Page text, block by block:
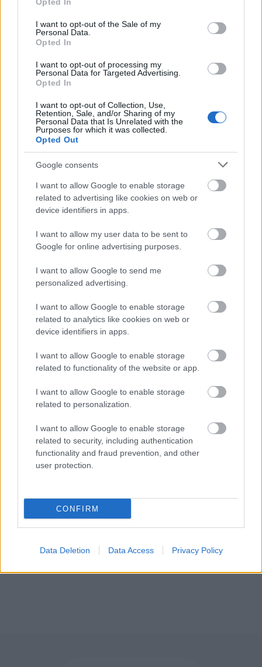
use your data for below specified purposes in below Google
consent section.
I want to opt-out of the Sale of my
Personal Data.
Opted In
I want to opt-out of processing my
Personal Data for Targeted Advertising.
Opted In
I want to opt-out of Collection, Use,
Retention, Sale, and/or Sharing of my
Personal Data that Is Unrelated with the
Purposes for which it was collected.
Opted Out
Google consents
I want to allow Google to enable storage
related to advertising like cookies on web or
device identifiers in apps.
I want to allow my user data to be sent to
Google for online advertising purposes.
I want to allow Google to send me
personalized advertising.
I want to allow Google to enable storage
related to analytics like cookies on web or
device identifiers in apps.
I want to allow Google to enable storage
related to functionality of the website or app.
I want to allow Google to enable storage
related to personalization.
I want to allow Google to enable storage
related to security, including authentication
functionality and fraud prevention, and other
user protection.
CONFIRM
Data Deletion Data Access Privacy Policy
Βάλε το proson.gr στα αποτελέσματα
αναζήτησης της Google
Δημοφιλείς Ειδήσεις
ΑΣΕΠ 6Κ/2026: 315 μόνιμοι στο
Δημόσιο - Στις 1.102 οι αιτήσεις
(στατιστικά)
Κατώτατος μισθός: Σενάριο για
αύξηση στα 1.000 ευρώ από το 2027
Ανοικτές 1.779 θέσεις εργασίας στο
Δημόσιο (χωρίς πτυχίο)
προσλήψεις απόφοιτων ΠΕ, ΤΕ, ΔΕ και
ΥΕ
Θέσεις εργασίας Προσλήψεις
Προσλήψεις σε Δήμους Αττική Αυτοδιοίκηση